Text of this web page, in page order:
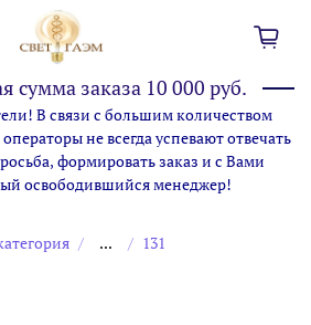
сумма заказа 10 000 руб.
В связи с большим количеством
не всегда успевают отвечать
формировать заказ и с Вами
освободившийся менеджер!
... 131